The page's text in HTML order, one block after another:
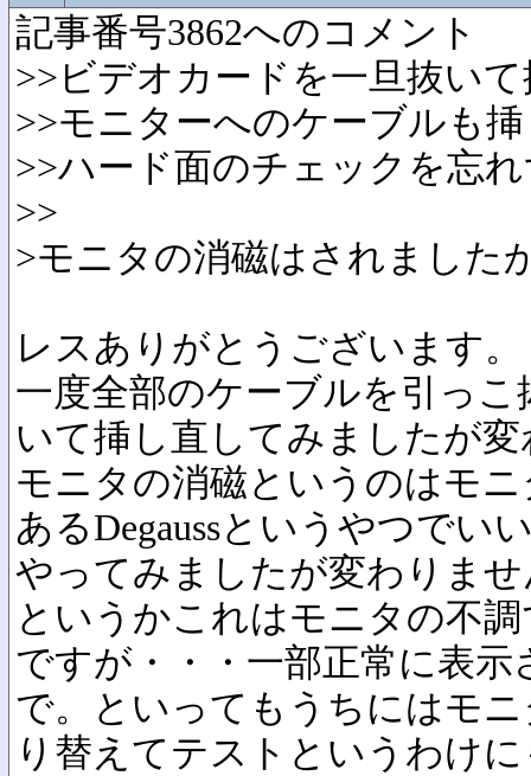
記事番号3862へのコメント
>>ビデオカードを一旦抜い
>>モニターへのケーブルも
>>ハード面のチェックを忘
>>
>モニタの消磁はされました
レスありがとうございます。
一度全部のケーブルを引っ
いて挿し直してみましたが
モニタの消磁というのはモ
あるDegaussというやつでい
やってみましたが変わりま
というかこれはモニタの不
ですが・・・一部正常に表
で。といってもうちにはモ
り替えてテストというわけ